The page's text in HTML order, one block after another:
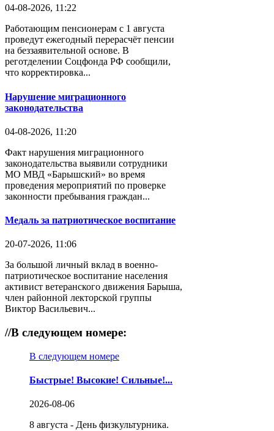
04-08-2026, 11:22
Работающим пенсионерам с 1 августа
проведут ежегодный перерасчёт пенсии
на беззаявительной основе. В
реготделении Соцфонда РФ сообщили,
что корректировка...
Нарушение миграционного
законодательства
04-08-2026, 11:20
Факт нарушения миграционного
законодательства выявили сотрудники
МО МВД «Барышский» во время
проведения мероприятий по проверке
законности пребывания граждан...
Медаль за патриотическое воспитание
20-07-2026, 11:06
За большой личный вклад в военно-
патриотическое воспитание населения
активист ветеранского движения Барыша,
член районной лекторской группы
Виктор Васильевич...
//В следующем номере:
В следующем номере
Быстрые! Высокие! Сильные!...
2026-08-06
8 августа - День физкультурника.